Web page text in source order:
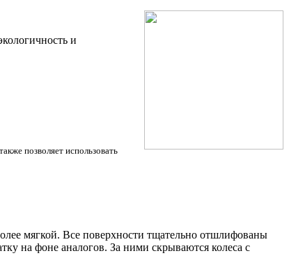
и
позволяет использовать
мягкой. Все поверхности тщательно отшлифованы
на фоне аналогов. За ними скрываются колеса с